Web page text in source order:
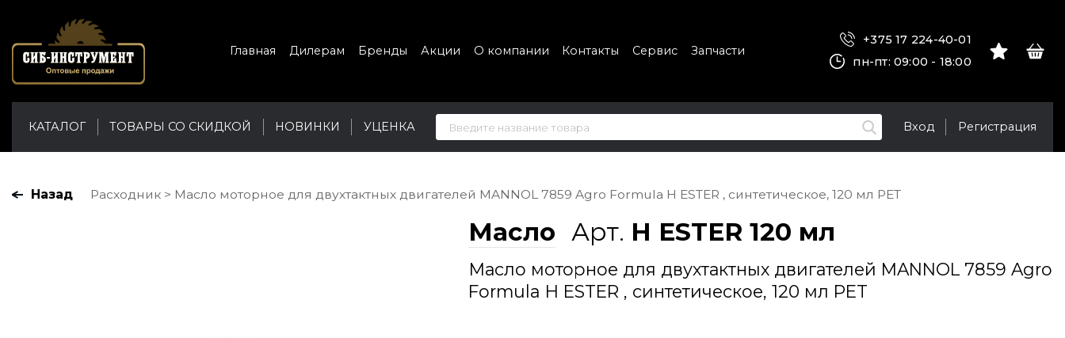
Главная Дилерам Бренды Акции О компании Контакты Сервис Запчасти
+375 17 224-40-01
пн-пт: 09:00 - 18:00
КАТАЛОГ ТОВАРЫ СО СКИДКОЙ НОВИНКИ УЦЕНКА Вход Регистрация
Назад Расходник Масло моторное для двухтактных двигателей MANNOL 7859 Agro Formula H ESTER , синтетическое, 120 мл PET
Масло Арт. H ESTER 120 мл
Масло моторное для двухтактных двигателей MANNOL 7859 Agro
Formula H ESTER , синтетическое, 120 мл PET